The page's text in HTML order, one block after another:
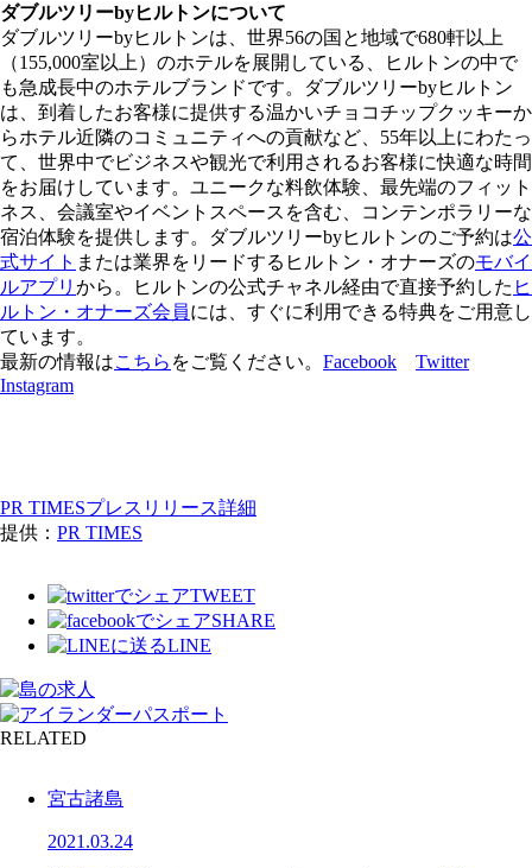
ダブルツリーbyヒルトンについて
ダブルツリーbyヒルトンは、世界56の国と地域で680軒以上
（155,000室以上）のホテルを展開している、ヒルトンの中で
も急成長中のホテルブランドです。ダブルツリーbyヒルトン
は、到着したお客様に提供する温かいチョコチップクッキーか
らホテル近隣のコミュニティへの貢献など、55年以上にわたっ
て、世界中でビジネスや観光で利用されるお客様に快適な時間
をお届けしています。ユニークな料飲体験、最先端のフィット
ネス、会議室やイベントスペースを含む、コンテンポラリーな
宿泊体験を提供します。ダブルツリーbyヒルトンのご予約は公
式サイト または業界をリードするヒルトン・オナーズのモバイ
ルアプリ から。ヒルトンの公式チャネル経由で直接予約した ヒ
ルトン・オナーズ会員には、すぐに利用できる特典をご用意し
ています。
最新の情報はこちら をご覧ください。 Facebook
Twitter
Instagram
PR TIMESプレスリリース詳細
提供： PR TIMES
TWEET
SHARE
LINE
RELATED
宮古諸島
2021.03.24